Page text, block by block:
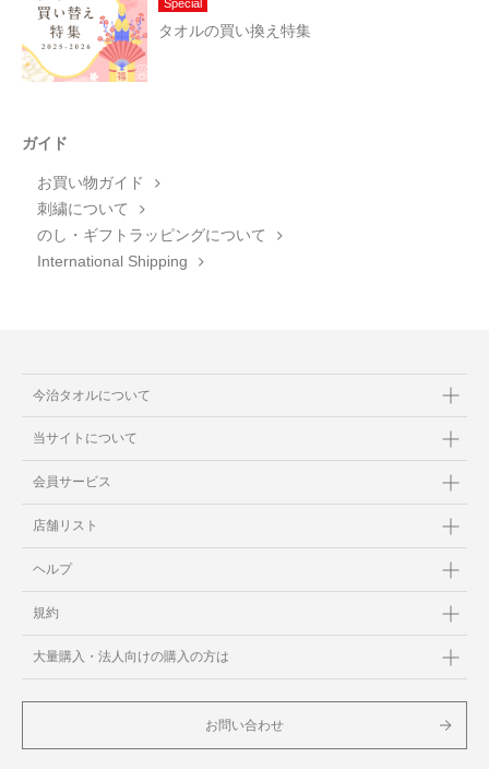
Special
タオルの買い換え特集
ガイド
お買い物ガイド
刺繍について
のし・ギフトラッピングについて
International Shipping
今治タオルについて
当サイトについて
会員サービス
店舗リスト
ヘルプ
規約
大量購入・法人向けの購入の方は
お問い合わせ